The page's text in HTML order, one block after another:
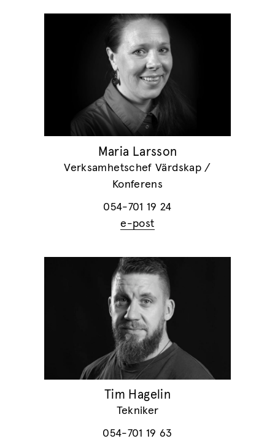
Maria Larsson
Verksamhetschef Värdskap /
Konferens
054-701 19 24
e-post
Tim Hagelin
Tekniker
054-701 19 63